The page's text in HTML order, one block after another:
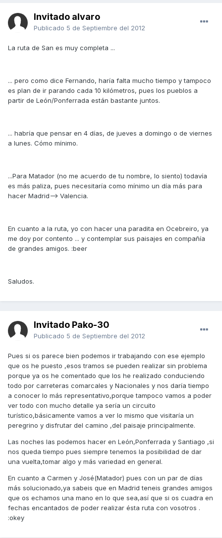
Invitado alvaro
Publicado 5 de Septiembre del 2012
La ruta de San es muy completa ...
... pero como dice Fernando, haría falta mucho tiempo y tampoco
es plan de ir parando cada 10 kilómetros, pues los pueblos a
partir de León/Ponferrada están bastante juntos.
... habría que pensar en 4 días, de jueves a domingo o de viernes
a lunes. Cómo mínimo.
...Para Matador (no me acuerdo de tu nombre, lo siento) todavía
es más paliza, pues necesitaría como mínimo un día más para
hacer Madrid--> Valencia.
En cuanto a la ruta, yo con hacer una paradita en Ocebreiro, ya
me doy por contento ... y contemplar sus paisajes en compañía
de grandes amigos. :beer
Saludos.
Invitado Pako-30
Publicado 5 de Septiembre del 2012
Pues si os parece bien podemos ir trabajando con ese ejemplo
que os he puesto ,esos tramos se pueden realizar sin problema
porque ya os he comentado que los he realizado conduciendo
todo por carreteras comarcales y Nacionales y nos daría tiempo
a conocer lo más representativo,porque tampoco vamos a poder
ver todo con mucho detalle ya sería un circuito
turístico,básicamente vamos a ver lo mismo que visitaría un
peregrino y disfrutar del camino ,del paisaje principalmente.
Las noches las podemos hacer en León,Ponferrada y Santiago ,si
nos queda tiempo pues siempre tenemos la posibilidad de dar
una vuelta,tomar algo y más variedad en general.
En cuanto a Carmen y José(Matador) pues con un par de días
más solucionado,ya sabeis que en Madrid teneis grandes amigos
que os echamos una mano en lo que sea,así que si os cuadra en
fechas encantados de poder realizar ésta ruta con vosotros .
:okey